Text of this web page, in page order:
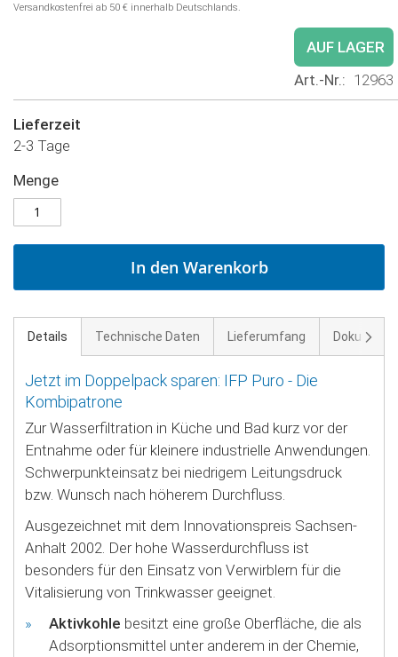
Versandkostenfrei ab 50 € innerhalb Deutschlands.
AUF LAGER
Art.-Nr.
12963
Lieferzeit
2-3 Tage
Menge
In den Warenkorb
Details Technische Daten Lieferumfang
Jetzt im Doppelpack sparen: IFP Puro - Die
Kombipatrone
Zur Wasserfiltration in Küche und Bad kurz vor der
Entnahme oder für kleinere industrielle Anwendungen.
Schwerpunkteinsatz bei niedrigem Leitungsdruck
bzw. Wunsch nach höherem Durchfluss.
Ausgezeichnet mit dem Innovationspreis Sachsen-
Anhalt 2002. Der hohe Wasserdurchfluss ist
besonders für den Einsatz von Verwirblern für die
Vitalisierung von Trinkwasser geeignet.
Aktivkohle besitzt eine große Oberfläche, die als
Adsorptionsmittel unter anderem in der Chemie,